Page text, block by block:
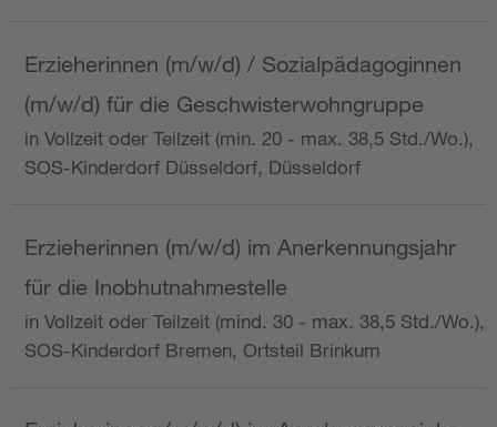
Erzieherinnen (m/w/d) / Sozialpädagoginnen
(m/w/d) für die Geschwisterwohngruppe
in Vollzeit oder Teilzeit (min. 20 - max. 38,5 Std./Wo.),
SOS-Kinderdorf Düsseldorf, Düsseldorf
Erzieherinnen (m/w/d) im Anerkennungsjahr
für die Inobhutnahmestelle
in Vollzeit oder Teilzeit (mind. 30 - max. 38,5 Std./Wo.),
SOS-Kinderdorf Bremen, Ortsteil Brinkum